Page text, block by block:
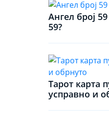
Ангел број
59?
Тарот карта
усправно и